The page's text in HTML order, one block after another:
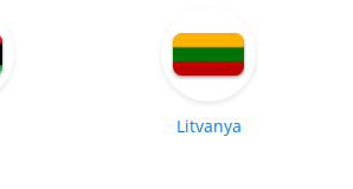
Litvanya